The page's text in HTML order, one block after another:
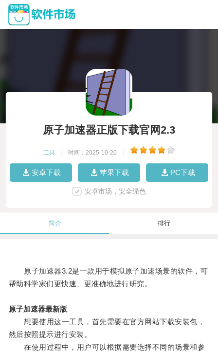
原子加速器正版下载官网2.3
工具 时间：2025-10-20
安卓下载 苹果下载 PC下载
安卓市场，安全绿色
简介 排行
原子加速器3.2是一款用于模拟原子加速场景的软件，可
帮助科学家们更快速、更准确地进行研究。
原子加速器最新版
想要使用这一工具，首先需要在官方网站下载安装包，
然后按照提示进行安装。
在使用过程中，用户可以根据需要选择不同的场景和参